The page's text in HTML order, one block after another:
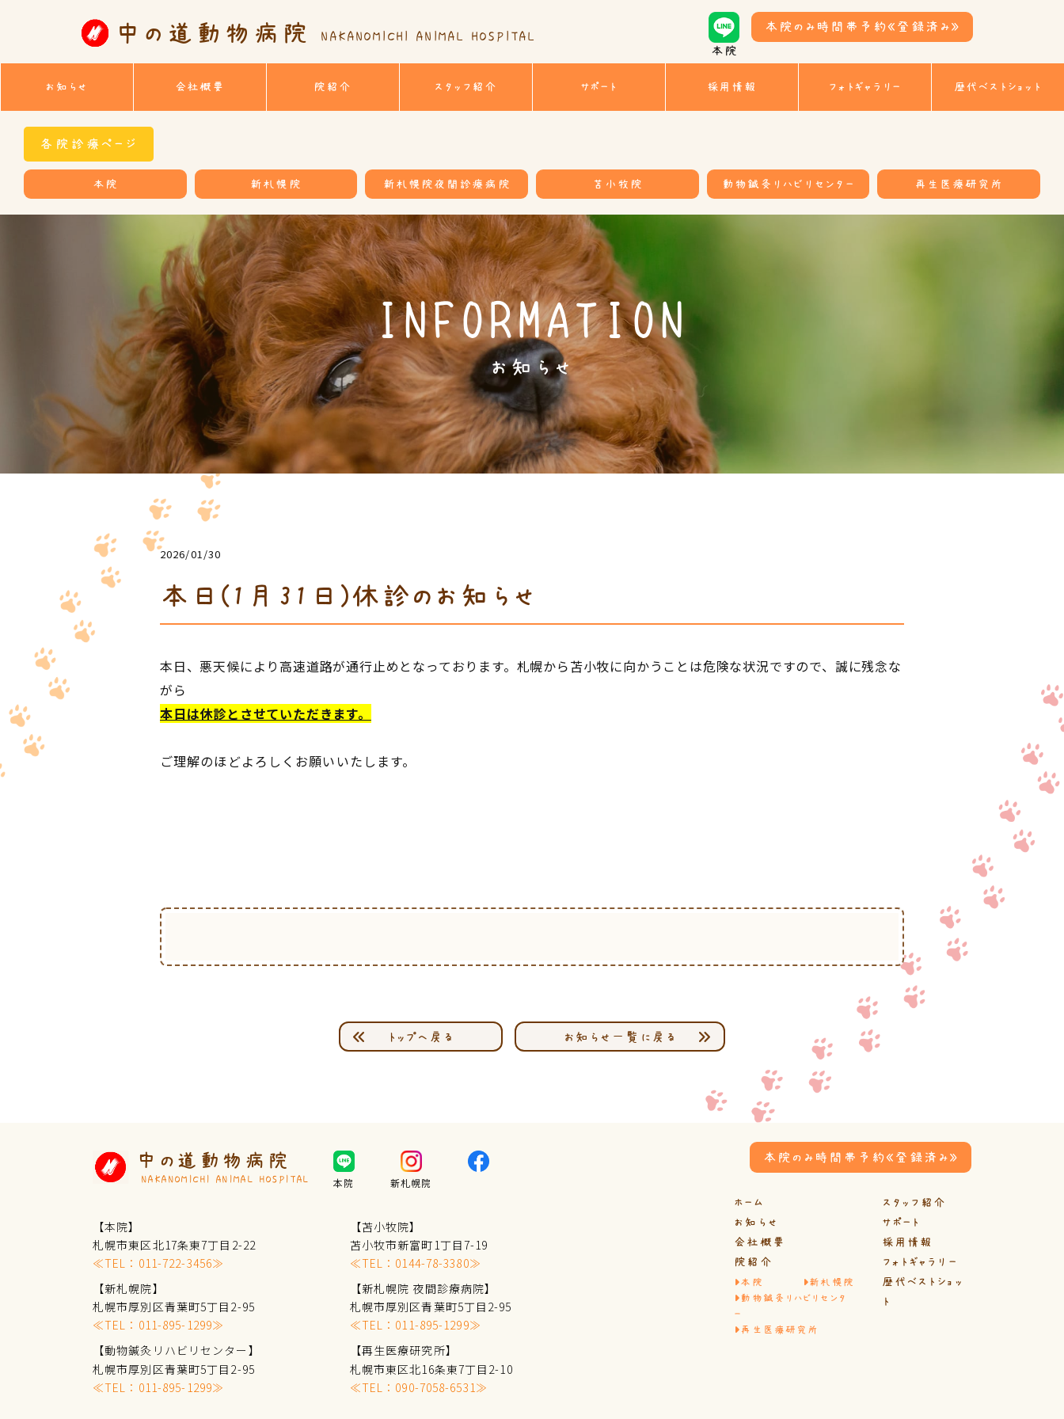
中の道動物病院 NAKANOMICHI ANIMAL HOSPITAL
本院
本院のみ時間帯予約《登録済み》
お知らせ 会社概要 院紹介 スタッフ紹介 サポート 採用情報 フォトギャラリー 歴代ベストショット
各院診療ページ
本院 新札幌院 新札幌院夜間診療病院 苫小牧院 動物鍼灸リハビリセンター 再生医療研究所
お知らせ
INFORMATION
2026/01/30
本日(1月31日)休診のお知らせ
本日、悪天候により高速道路が通行止めとなっております。札幌から苫小牧に向かうことは危険な状況ですので、誠に残念な
がら
本日は休診とさせていただきます。
ご理解のほどよろしくお願いいたします。
トップへ戻る お知らせ一覧に戻る
中の道動物病院
NAKANOMICHI ANIMAL HOSPITAL 本院 新札幌院
【本院】
札幌市東区北17条東7丁目2-22
≪TEL： 011-722-3456≫
【苫小牧院】
苫小牧市新富町1丁目7-19
≪TEL： 0144-78-3380≫
【新札幌院】
札幌市厚別区青葉町5丁目2-95
≪TEL： 011-895-1299≫
【新札幌院 夜間診療病院】
札幌市厚別区青葉町5丁目2-95
≪TEL： 011-895-1299≫
【動物鍼灸リハビリセンター】
札幌市厚別区青葉町5丁目2-95
≪TEL： 011-895-1299≫
【再生医療研究所】
札幌市東区北16条東7丁目2-10
≪TEL： 090-7058-6531 ≫
本院のみ時間帯予約《登録済み》
ホーム
お知らせ
会社概要
院紹介
本院
新札幌院
動物鍼灸リハビリセンタ
ー
再生医療研究所
スタッフ紹介
サポート
採用情報
フォトギャラリー
歴代ベストショッ
ト